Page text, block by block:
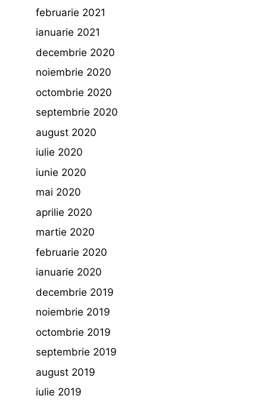
februarie 2021
ianuarie 2021
decembrie 2020
noiembrie 2020
octombrie 2020
septembrie 2020
august 2020
iulie 2020
iunie 2020
mai 2020
aprilie 2020
martie 2020
februarie 2020
ianuarie 2020
decembrie 2019
noiembrie 2019
octombrie 2019
septembrie 2019
august 2019
iulie 2019